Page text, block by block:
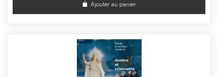
Ajouter au panier